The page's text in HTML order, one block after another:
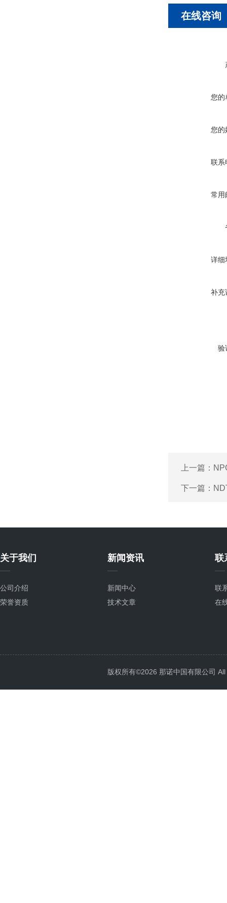
在线咨询
您的
您的
联系
常用
详细
补充
验
上一篇：
下一篇：
关于我们
公司介绍
荣誉资质
新闻资讯
新闻中心
技术文章
联
联
在
版权所有©2026 那诺中国有限公司